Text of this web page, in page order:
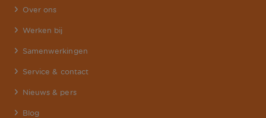
Over ons
Werken bij
Samenwerkingen
Service & contact
Nieuws & pers
Blog